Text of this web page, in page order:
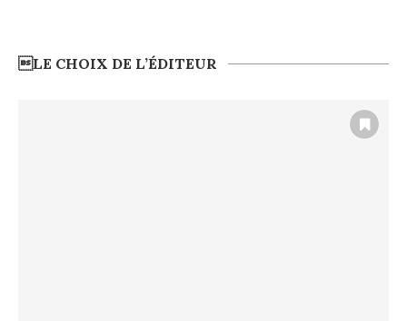
LE CHOIX DE L’ÉDITEUR